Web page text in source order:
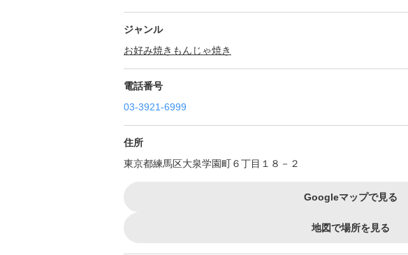
ジャンル
お好み焼き もんじゃ焼き
電話番号
03-3921-6999
住所
東京都練馬区大泉学園町６丁目１８－２
Googleマップで見る
地図で場所を見る